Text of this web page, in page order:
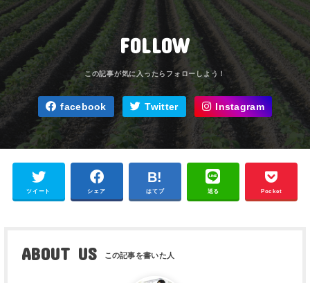
FOLLOW
facebook Twitter Instagram
ツイート シェア はてブ 送る Pocket
ABOUT US